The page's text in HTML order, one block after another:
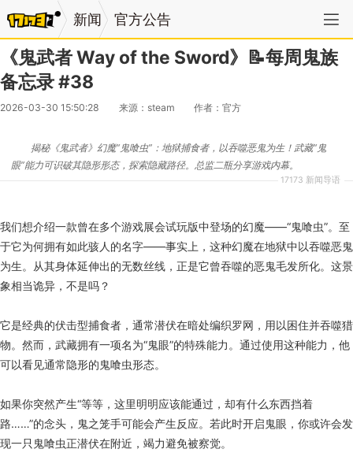
新闻 官方公告
《鬼武者 Way of the Sword》📝每周鬼族
备忘录 #38
2026-03-30 15:50:28 来源：steam 作者：官方
17173 新闻导语
揭秘《鬼武者》幻魔“鬼喰虫”：地狱捕食者，以吞噬恶鬼为生！武藏“鬼
眼”能力可识破其隐形形态，探索隐藏路径。总监二瓶分享游戏内幕。
我们想介绍一款曾在多个游戏展会试玩版中登场的幻魔——“鬼喰虫”。至
于它为何拥有如此骇人的名字——事实上，这种幻魔在地狱中以吞噬恶鬼
为生。从其身体延伸出的无数丝线，正是它曾吞噬的恶鬼毛发所化。这景
象相当诡异，不是吗？
它是经典的伏击型捕食者，通常潜伏在暗处编织罗网，用以困住并吞噬猎
物。然而，武藏拥有一项名为“鬼眼”的特殊能力。通过使用这种能力，他
可以看见通常隐形的鬼喰虫形态。
如果你突然产生“等等，这里明明应该能通过，却有什么东西挡着
路……”的念头，鬼之笼手可能会产生反应。若此时开启鬼眼，你或许会发
现一只鬼喰虫正潜伏在附近，竭力避免被察觉。